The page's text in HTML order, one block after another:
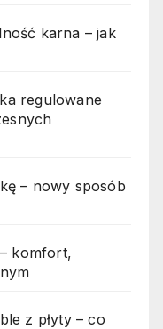
karna – jak
regulowane
– nowy sposób
komfort,
z płyty – co